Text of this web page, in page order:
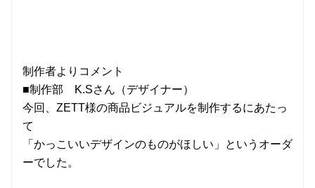
制作者よりコメント
■制作部 K.Sさん（デザイナー）
今回、ZETT様の商品ビジュアルを制作するにあたっ
て
「かっこいいデザインのものがほしい」というオーダ
ーでした。